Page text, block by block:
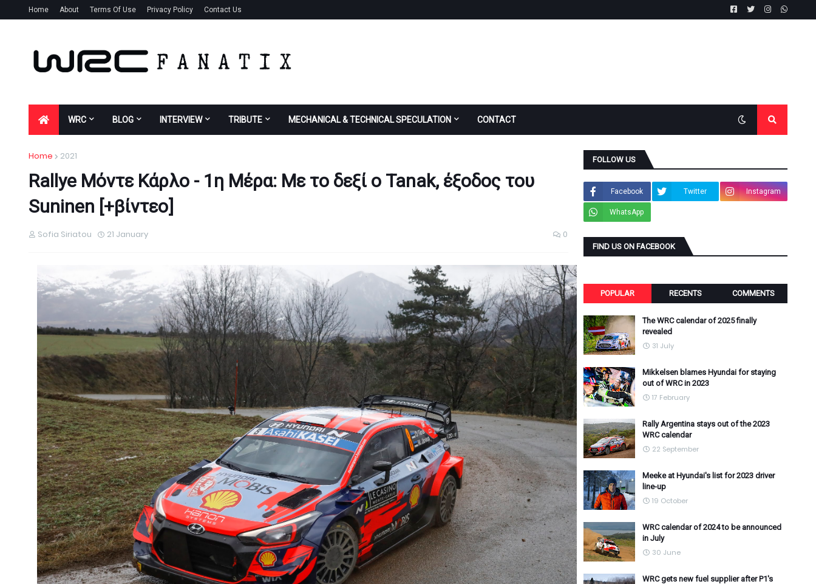
Home About Terms Of Use Privacy Policy Contact Us
WRC BLOG INTERVIEW TRIBUTE MECHANICAL & TECHNICAL SPECULATION CONTACT
Home 2021
Rallye Μόντε Κάρλο - 1η Μέρα: Με το δεξί ο Tanak, έξοδος του
Suninen [+βίντεο]
Sofia Siriatou 21 January 0
FOLLOW US
Facebook Twitter Instagram
WhatsApp
FIND US ON FACEBOOK
POPULAR RECENTS COMMENTS
The WRC calendar of 2025 finally
revealed
31 July
Mikkelsen blames Hyundai for staying
out of WRC in 2023
17 February
Rally Argentina stays out of the 2023
WRC calendar
22 September
Meeke at Hyundai's list for 2023 driver
line-up
19 October
WRC calendar of 2024 to be announced
in July
30 June
WRC gets new fuel supplier after P1's